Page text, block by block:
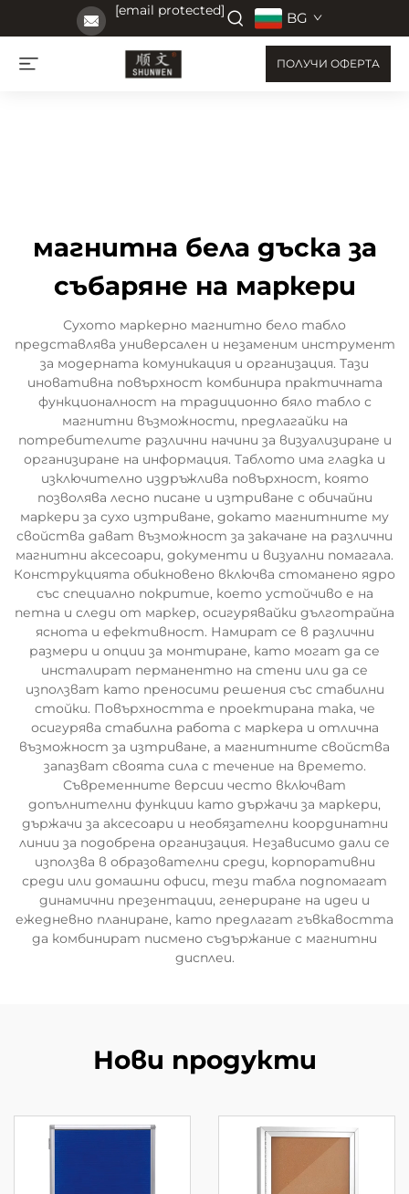
[email protected] BG
ПОЛУЧИ ОФЕРТА
магнитна бела дъска за
събаряне на маркери
Сухото маркерно магнитно бело табло
представлява универсален и незаменим инструмент
за модерната комуникация и организация. Тази
иновативна повърхност комбинира практичната
функционалност на традиционно бяло табло с
магнитни възможности, предлагайки на
потребителите различни начини за визуализиране и
организиране на информация. Таблото има гладка и
изключително издръжлива повърхност, която
позволява лесно писане и изтриване с обичайни
маркери за сухо изтриване, докато магнитните му
свойства дават възможност за закачане на различни
магнитни аксесоари, документи и визуални помагала.
Конструкцията обикновено включва стоманено ядро
със специално покритие, което устойчиво е на
петна и следи от маркер, осигурявайки дълготрайна
яснота и ефективност. Намират се в различни
размери и опции за монтиране, като могат да се
инсталират перманентно на стени или да се
използват като преносими решения със стабилни
стойки. Повърхността е проектирана така, че
осигурява стабилна работа с маркера и отлична
възможност за изтриване, а магнитните свойства
запазват своята сила с течение на времето.
Съвременните версии често включват
допълнителни функции като държачи за маркери,
държачи за аксесоари и необязателни координатни
линии за подобрена организация. Независимо дали се
използва в образователни среди, корпоративни
среди или домашни офиси, тези табла подпомагат
динамични презентации, генериране на идеи и
ежедневно планиране, като предлагат гъвкавостта
да комбинират писмено съдържание с магнитни
дисплеи.
Нови продукти